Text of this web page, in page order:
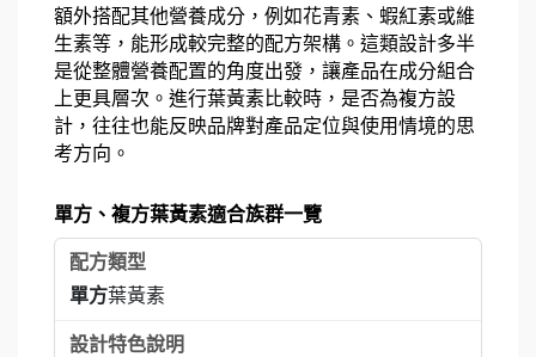
額外搭配其他營養成分，例如花青素、蝦紅素或維
生素等，能形成較完整的配方架構。這類設計多半
是從整體營養配置的角度出發，讓產品在成分組合
上更具層次。進行葉黃素比較時，是否為複方設
計，往往也能反映品牌對產品定位與使用情境的思
考方向。
單方、複方葉黃素適合族群一覽
單方葉黃素